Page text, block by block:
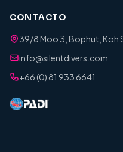
CONTACTO
39/8 Moo 3, Bophut, Koh
info@silentdivers.com
+66 (0) 81 933 6641